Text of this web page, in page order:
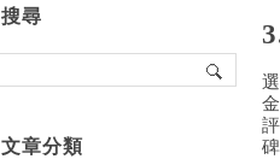
搜尋
文章分類